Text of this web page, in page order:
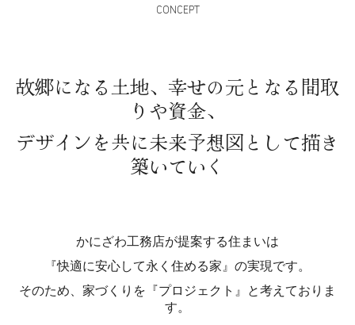
CONCEPT
故郷になる土地、幸せの元となる間取
りや資金、
デザインを共に未来予想図として描き
築いていく
かにざわ工務店が提案する住まいは
『快適に安心して永く住める家』 の実現です。
そのため、 家づくりを『プロジェクト』と考えておりま
す。